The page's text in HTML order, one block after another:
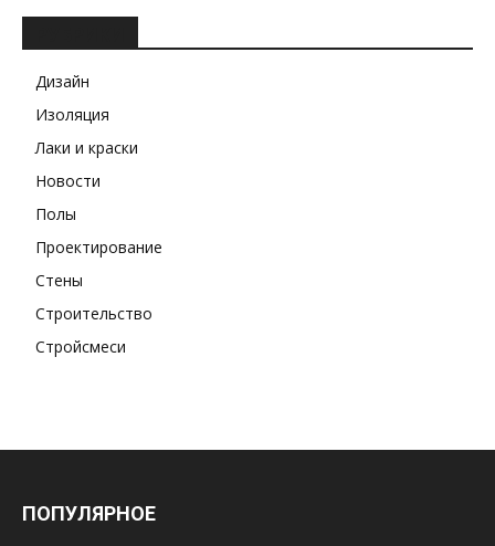
Дизайн
Изоляция
Лаки и краски
Новости
Полы
Проектирование
Стены
Строительство
Стройсмеси
ПОПУЛЯРНОЕ